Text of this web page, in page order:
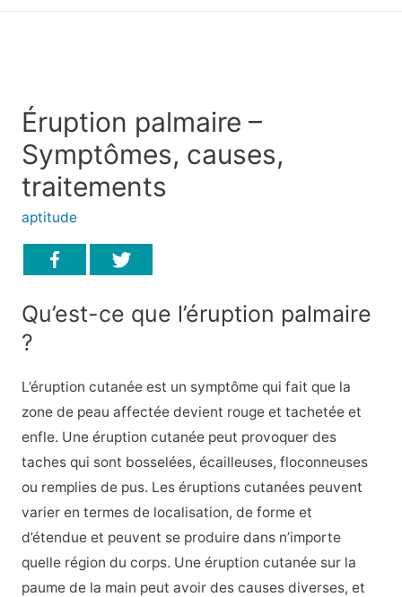
Éruption palmaire –
Symptômes, causes,
traitements
aptitude
Qu’est-ce que l’éruption palmaire
?
L’éruption cutanée est un symptôme qui fait que la
zone de peau affectée devient rouge et tachetée et
enfle. Une éruption cutanée peut provoquer des
taches qui sont bosselées, écailleuses, floconneuses
ou remplies de pus. Les éruptions cutanées peuvent
varier en termes de localisation, de forme et
d’étendue et peuvent se produire dans n’importe
quelle région du corps. Une éruption cutanée sur la
paume de la main peut avoir des causes diverses, et